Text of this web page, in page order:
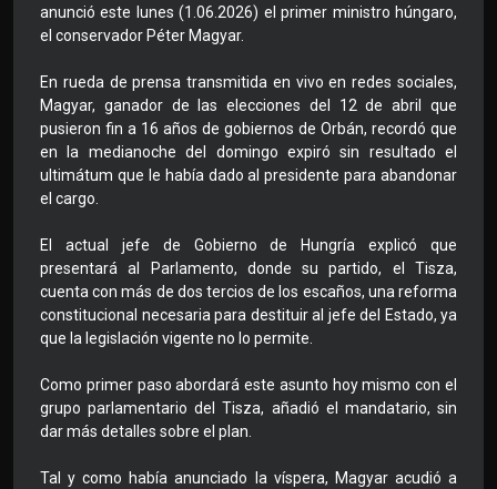
anunció este lunes (1.06.2026) el primer ministro húngaro,
el conservador Péter Magyar.
En rueda de prensa transmitida en vivo en redes sociales,
Magyar, ganador de las elecciones del 12 de abril que
pusieron fin a 16 años de gobiernos de Orbán, recordó que
en la medianoche del domingo expiró sin resultado el
ultimátum que le había dado al presidente para abandonar
el cargo.
El actual jefe de Gobierno de Hungría explicó que
presentará al Parlamento, donde su partido, el Tisza,
cuenta con más de dos tercios de los escaños, una reforma
constitucional necesaria para destituir al jefe del Estado, ya
que la legislación vigente no lo permite.
Como primer paso abordará este asunto hoy mismo con el
grupo parlamentario del Tisza, añadió el mandatario, sin
dar más detalles sobre el plan.
Tal y como había anunciado la víspera, Magyar acudió a